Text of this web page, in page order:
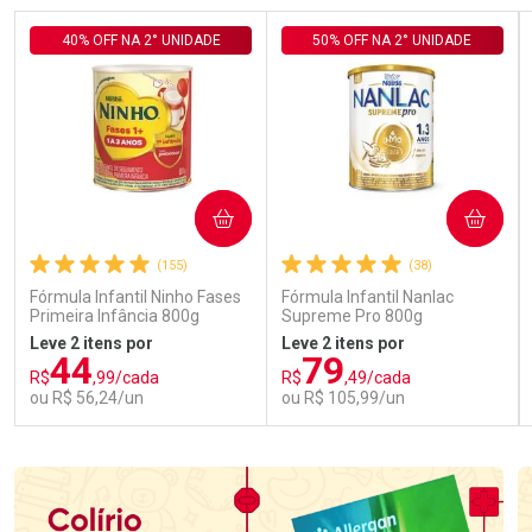
(155)
Fórmula Infantil Ninho Fases
Primeira Infância 800g
40% OFF NA 2° UNIDADE
Leve 2 itens por
R$44,99/cada
ou R$ 56,24/un
COMPRAR
(38)
Fórmula Infantil Nanlac
Supreme Pro 800g
50% OFF NA 2° UNIDADE
Leve 2 itens por
R$79,49/cada
ou R$ 105,99/un
COMPRAR
Laboratório
Por Menos